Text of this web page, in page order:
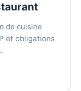
de cuisine
et obligations